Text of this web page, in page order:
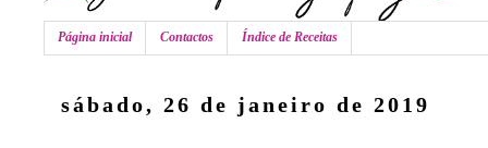
Página inicial Contactos Índice de Receitas
sábado, 26 de janeiro de 2019